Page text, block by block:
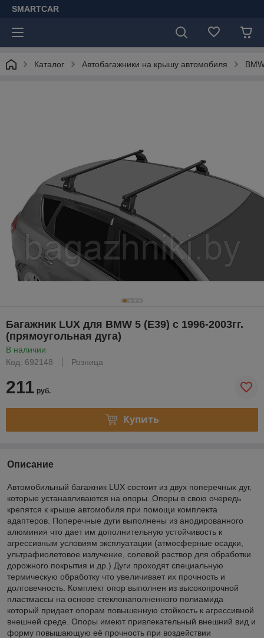
SMARTCAR
Каталог Автобагажники на крышу автомобиля
Багажник LUX для BMW 5 (E39) c 1996-2003гг.
(прямоугольная дуга)
В наличии
Код: 692148
Розница
211 руб.
Купить
Описание
Автомобильный багажник LUX состоит из двух поперечных дуг,
которые устанавливаются на опоры. Опоры в свою очередь
крепятся к крыше автомобиля при помощи комплекта
адаптеров. Поперечные дуги выполнены из анодированного
алюминия что дает им дополнительную устойчивость к
агрессивным условиям эксплуатации (атмосферные осадки,
ультрафиолетовое излучение, солевой раствор для обработки
дорожного покрытия и др.) Дуги проходят специальную
термическую обработку что увеличивает их прочность и
долговечность. Комплект опор выполнен из высокопрочной
пластмассы на основе стеклонаполненного полиамида
который придает опорам повышенную стойкость к агрессивной
внешней среде. Опоры имеют привлекательный внешний вид и
форму повышающую её прочность при воздействии